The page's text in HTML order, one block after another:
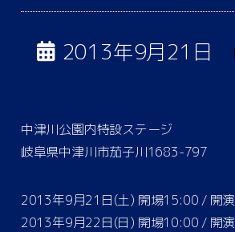
2013年9月21日
中津川公園内特設ステージ
岐阜県中津川市茄子川1683-797
2013年9月21日(土) 開場15:00 / 開
2013年9月22日(日) 開場10:00 / 開